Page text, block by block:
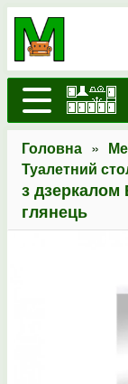
Головна »
Туалетний
з
глянець